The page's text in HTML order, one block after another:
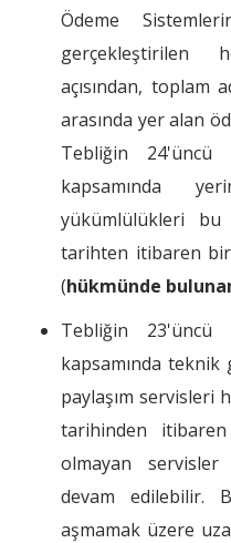
Ödeme
gerçekleştirilen
açısından, toplam
arasında yer alan
Tebliğin 24'üncü
kapsamında
yükümlülükleri
tarihten itibaren
(hükmünde
Tebliğin 23'üncü
kapsamında
paylaşım servisleri
tarihinden
olmayan servisler
devam edilebilir.
aşmamak üzere